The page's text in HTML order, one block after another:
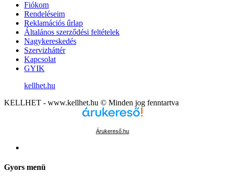
Fiókom
Rendeléseim
Reklamációs űrlap
Általános szerződési feltételek
Nagykereskedés
Szervizháttér
Kapcsolat
GYIK
kellhet.hu
KELLHET - www.kellhet.hu © Minden jog fenntartva
Árukereső.hu
Gyors menü